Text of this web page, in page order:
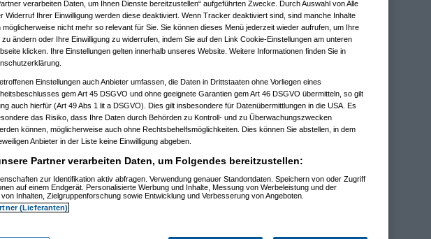
20:36:34)
20:37:39)
20:40:59)
30.09.2009, 20:41:20)
am 30.09.2009, 20:42:04)
20:45:37)
(substituteam 30.09.2009, 20:46:24)
substitute
am 01.10.2009, 22:57:14)
01.10.2009, 22:58:35)
22:45:21)
22:47:25)
11:44:17)
13:35:42)
13:57:51)
11:55:41)
11:56:58)
11:57:54)
am 01.10.2009, 11:58:30)
am 01.10.2009, 12:02:51)
verarbeiten Daten, um Ihnen Dienste bereitzustellen“ aufgeführten Zwecke. Durch Auswahl von Alle
Widerruf Ihrer Einwilligung werden diese deaktiviert. Wenn Tracker deaktiviert sind, sind manche Inhalte
möglicherweise nicht mehr so relevant für Sie. Sie können dieses Menü jederzeit wieder aufrufen, um Ihre
zu ändern oder Ihre Einwilligung zu widerrufen, indem Sie auf den Link Cookie-Einstellungen am unteren
klicken. Ihre Einstellungen gelten innerhalb unseres Website. Weitere Informationen finden Sie in
Einstellungen auch Anbieter umfassen, die Daten in Drittstaaten ohne Vorliegen eines
gem Art 45 DSGVO und ohne geeignete Garantien gem Art 46 DSGVO übermitteln, so gilt
auch hierfür (Art 49 Abs 1 lit a DSGVO). Dies gilt insbesondere für Datenübermittlungen in die USA. Es
das Risiko, dass Ihre Daten durch Behörden zu Kontroll- und zu Überwachungszwecken
können, möglicherweise auch ohne Rechtsbehelfsmöglichkeiten. Dies können Sie abstellen, in dem
Anbieter in der Liste keine Einwilligung abgeben.
Partner verarbeiten Daten, um Folgendes bereitzustellen:
zur Identifikation aktiv abfragen. Verwendung genauer Standortdaten. Speichern von oder Zugriff
auf einem Endgerät. Personalisierte Werbung und Inhalte, Messung von Werbeleistung und der
Inhalten, Zielgruppenforschung sowie Entwicklung und Verbesserung von Angeboten.
(Lieferanten)